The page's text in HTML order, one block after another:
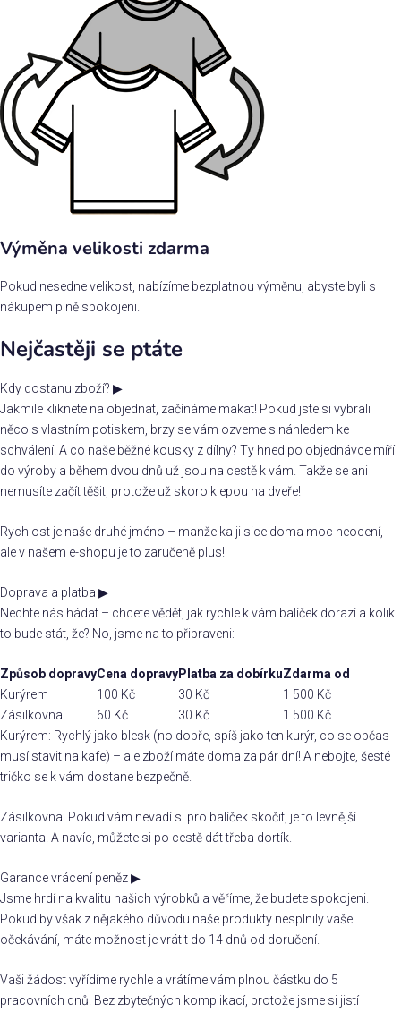
Výměna velikosti zdarma
Pokud nesedne velikost, nabízíme bezplatnou výměnu, abyste byli s
nákupem plně spokojeni.
Nejčastěji se ptáte
Kdy dostanu zboží? ▶
Jakmile kliknete na objednat, začínáme makat! Pokud jste si vybrali
něco s vlastním potiskem, brzy se vám ozveme s náhledem ke
schválení. A co naše běžné kousky z dílny? Ty hned po objednávce míří
do výroby a během dvou dnů už jsou na cestě k vám. Takže se ani
nemusíte začít těšit, protože už skoro klepou na dveře!
Rychlost je naše druhé jméno – manželka ji sice doma moc neocení,
ale v našem e-shopu je to zaručeně plus!
Doprava a platba ▶
Nechte nás hádat – chcete vědět, jak rychle k vám balíček dorazí a kolik
to bude stát, že? No, jsme na to připraveni:
Způsob dopravyCena dopravyPlatba za dobírkuZdarma od
Kurýrem
100 Kč 30 Kč
1 500 Kč
Zásilkovna
60 Kč 30 Kč
1 500 Kč
Kurýrem: Rychlý jako blesk (no dobře, spíš jako ten kurýr, co se občas
musí stavit na kafe) – ale zboží máte doma za pár dní! A nebojte, šesté
tričko se k vám dostane bezpečně.
Zásilkovna: Pokud vám nevadí si pro balíček skočit, je to levnější
varianta. A navíc, můžete si po cestě dát třeba dortík.
Garance vrácení peněz▶
Jsme hrdí na kvalitu našich výrobků a věříme, že budete spokojeni.
Pokud by však z nějakého důvodu naše produkty nesplnily vaše
očekávání, máte možnost je vrátit do 14 dnů od doručení.
Vaši žádost vyřídíme rychle a vrátíme vám plnou částku do 5
pracovních dnů. Bez zbytečných komplikací, protože jsme si jistí